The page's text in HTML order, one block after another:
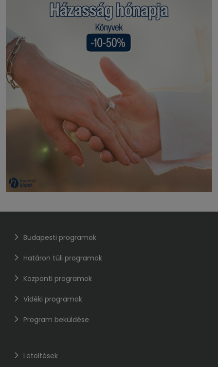
Budapesti programok
Határon túli programok
Központi programok
Vidéki programok
Program beküldése
Letöltések